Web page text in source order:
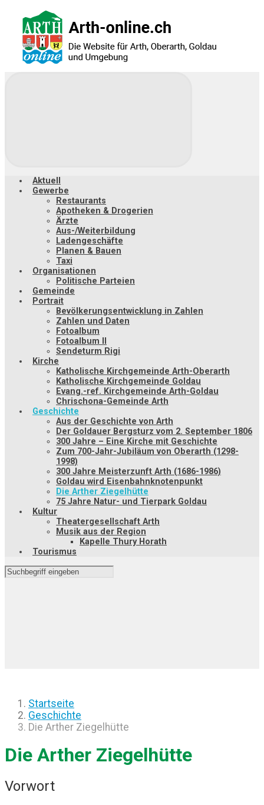
Hauptinhalt
springen
Aktuell
Gewerbe
Restaurants
Apotheken & Drogerien
Ärzte
Aus-/Weiterbildung
Ladengeschäfte
Planen & Bauen
Taxi
Organisationen
Politische Parteien
Gemeinde
Portrait
Bevölkerungsentwicklung in Zahlen
Zahlen und Daten
Fotoalbum
Fotoalbum II
Sendeturm Rigi
Kirche
Katholische Kirchgemeinde Arth-Oberarth
Katholische Kirchgemeinde Goldau
Evang.-ref. Kirchgemeinde Arth-Goldau
Chrischona-Gemeinde Arth
Geschichte
Aus der Geschichte von Arth
Der Goldauer Bergsturz vom 2. September 1806
300 Jahre – Eine Kirche mit Geschichte
Zum 700-Jahr-Jubiläum von Oberarth (1298-
1998)
300 Jahre Meisterzunft Arth (1686-1986)
Goldau wird Eisenbahnknotenpunkt
Die Arther Ziegelhütte
75 Jahre Natur- und Tierpark Goldau
Kultur
Theatergesellschaft Arth
Musik aus der Region
Kapelle Thury Horath
Tourismus
Startseite
Geschichte
Die Arther Ziegelhütte
Die Arther Ziegelhütte
Vorwort